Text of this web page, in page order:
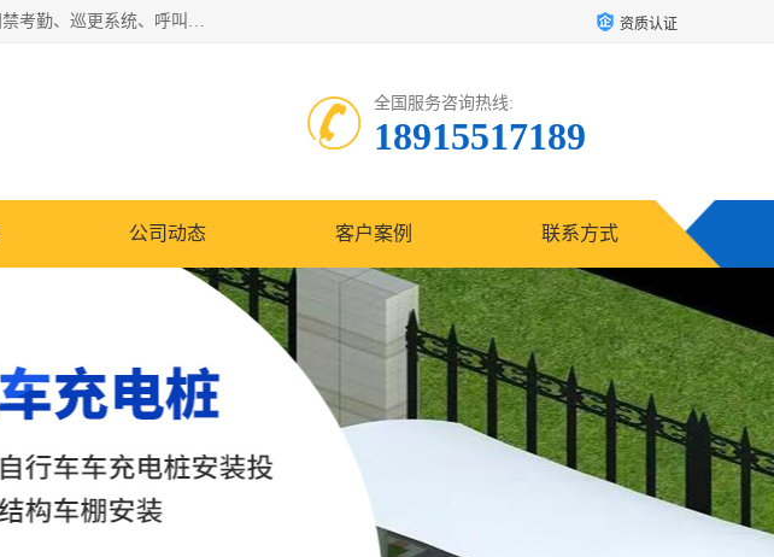
苏州迈凯隆系统集成科技有限公司电话: 联系人:马杰森 销售安装视频监控、报警系统、电话交换机、门禁考勤、巡更系统、呼叫对讲系统、停车场道闸、智能家居、广播系统、综合布线、办公设备、电子商务软件、网络工程、酒店门锁系列 系统集成、VOD视频点播、LED显示屏、节能产品、USP电源、收银机等弱电及智能化项目。 资质认证
全国服务咨询热线:
18915517189
公司动态 客户案例 联系方式